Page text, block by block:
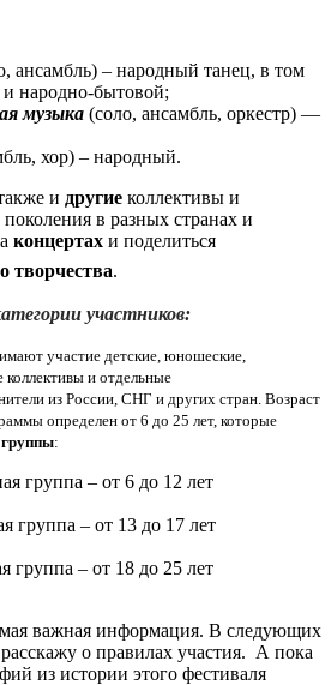
ансамбль) – народный танец, в том
народно-бытовой;
музыка (соло, ансамбль, оркестр) —
хор) – народный.
и другие коллективы и
в разных странах и
концертах и поделиться
творчества.
участников:
участие детские, юношеские,
и отдельные
из России, СНГ и других стран. Возраст
определен от 6 до 25 лет, которые
группы:
группа – от 6 до 12 лет
группа – от 13 до 17 лет
группа – от 18 до 25 лет
важная информация. В следующих
о правилах участия. А пока
из истории этого фестиваля